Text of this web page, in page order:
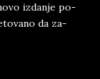
iz­dan­je po­
da za­